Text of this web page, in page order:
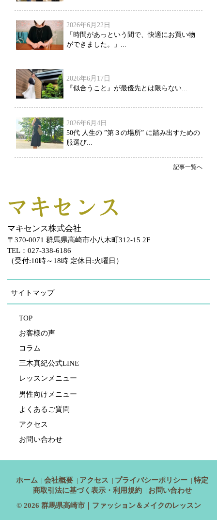
2026年6月22日
「時間があっという間で、快適にお買い物
ができました。」...
2026年6月17日
『似合うこと』が最優先とは限らない...
2026年6月4日
50代 人生の ”第３の場所” に踏み出すための
服選び...
記事一覧へ
マキセンス株式会社
〒370-0071 群馬県高崎市小八木町312-15 2F
TEL：027-338-6186
（受付:10時～18時 定休日:火曜日）
サイトマップ
TOP
お客様の声
コラム
三木真紀公式LINE
レッスンメニュー
男性向けメニュー
よくあるご質問
アクセス
お問い合わせ
ホーム 会社概要 アクセス プライバシーポリシー
特定
商取引法に基づく表示・利用規約
お問い合わせ
© 2026 群馬県高崎市｜ファッション＆メイクのレッスン